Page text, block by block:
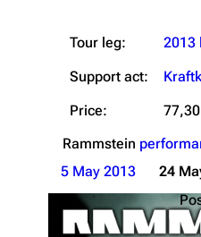
Tour leg:
2013
Support act:
Price:
Rammstein
5 May 2013
24